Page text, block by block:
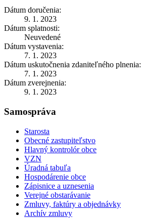
Dátum doručenia:
9. 1. 2023
Dátum splatnosti:
Neuvedené
Dátum vystavenia:
7. 1. 2023
Dátum uskutočnenia zdaniteľného plnenia:
7. 1. 2023
Dátum zverejnenia:
9. 1. 2023
Samospráva
Starosta
Obecné zastupiteľstvo
Hlavný kontrolór obce
VZN
Úradná tabuľa
Hospodárenie obce
Zápisnice a uznesenia
Verejné obstarávanie
Zmluvy, faktúry a objednávky
Archív zmluvy